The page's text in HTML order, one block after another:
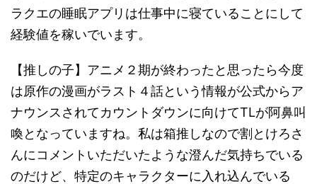
ラクエの睡眠アプリは仕事中に寝ていることにして
経験値を稼いでいます。
【推しの子】アニメ２期が終わったと思ったら今度
は原作の漫画がラスト４話という情報が公式からア
ナウンスされてカウントダウンに向けてTLが阿鼻叫
喚となっていますね。私は箱推しなので割とけろさ
んにコメントいただいたような澄んだ気持ちでいる
のだけど、特定のキャラクターに入れ込んでいる